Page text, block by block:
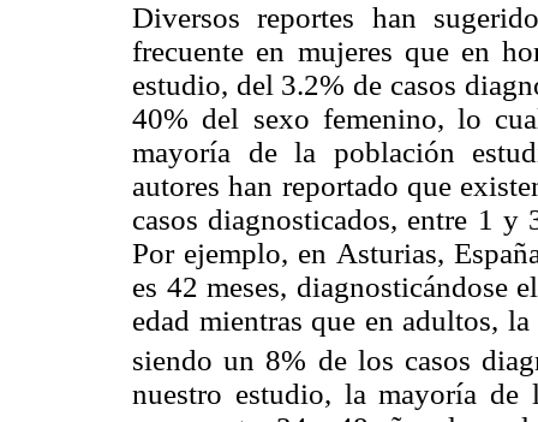
Diversos reportes han
frecuente en mujeres que en
estudio, del 3.2% de casos
40% del sexo femenino, lo
mayoría de la población
autores han reportado que
casos diagnosticados, entre 1
Por ejemplo, en Asturias,
es 42 meses, diagnosticándose
edad mientras que en adultos,
siendo un 8% de los casos
nuestro estudio, la mayoría de